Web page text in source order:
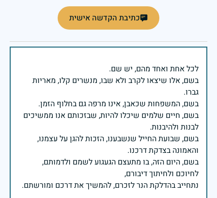
כתיבת הקדשה אישית
בשם, אלו שיצאו לקרב ולא שבו, מנשרים קלו, מאריות
בשם, חיים שלמים שיכלו להיות, שבזכותם אנו ממשיכים
בשם, שבועת החייל שנשבענו, הזכות להגן על עצמנו,
בשם, היום הזה, בו מתעצם הגעגוע לשמם ולדמותם,
נתחייב בהדלקת הנר לזכרם, להמשיך את דרכם ומורשתם.